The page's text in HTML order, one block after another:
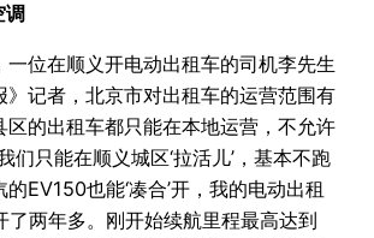
调
一位在顺义开电动出租车的司机李先生
》记者，北京市对出租车的运营范围有
区的出租车都只能在本地运营，不允许
们只能在顺义城区‘拉活儿’，基本不跑
EV150也能‘凑合’开，我的电动出租
了两年多。刚开始续航里程最高达到